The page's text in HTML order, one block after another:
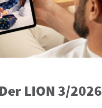
LION 3/2026